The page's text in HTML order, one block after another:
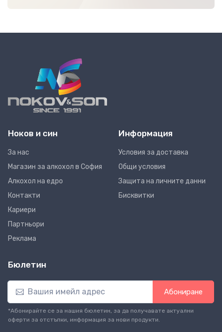
Ноков и син
За нас
Магазин за алкохол в София
Алкохол на едро
Контакти
Кариери
Партньори
Реклама
Информация
Условия за доставка
Общи условия
Защита на личните данни
Бисквитки
Бюлетин
Абониране
*Абонирайте се за нашия бюлетин, за да получавате актуални
оферти за отстъпки, информация за нови продукти.